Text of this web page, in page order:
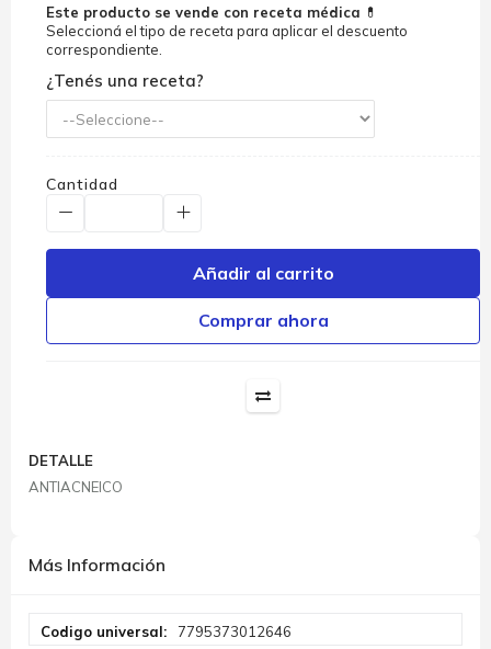
Este producto se vende con receta médica 💊
Seleccioná el tipo de receta para aplicar el descuento
correspondiente.
¿Tenés una receta?
Cantidad
Añadir al carrito
Comprar ahora
DETALLE
ANTIACNEICO
Más Información
Información
7795373012646